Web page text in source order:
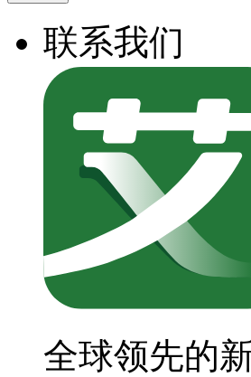
联系我们
全球领先的